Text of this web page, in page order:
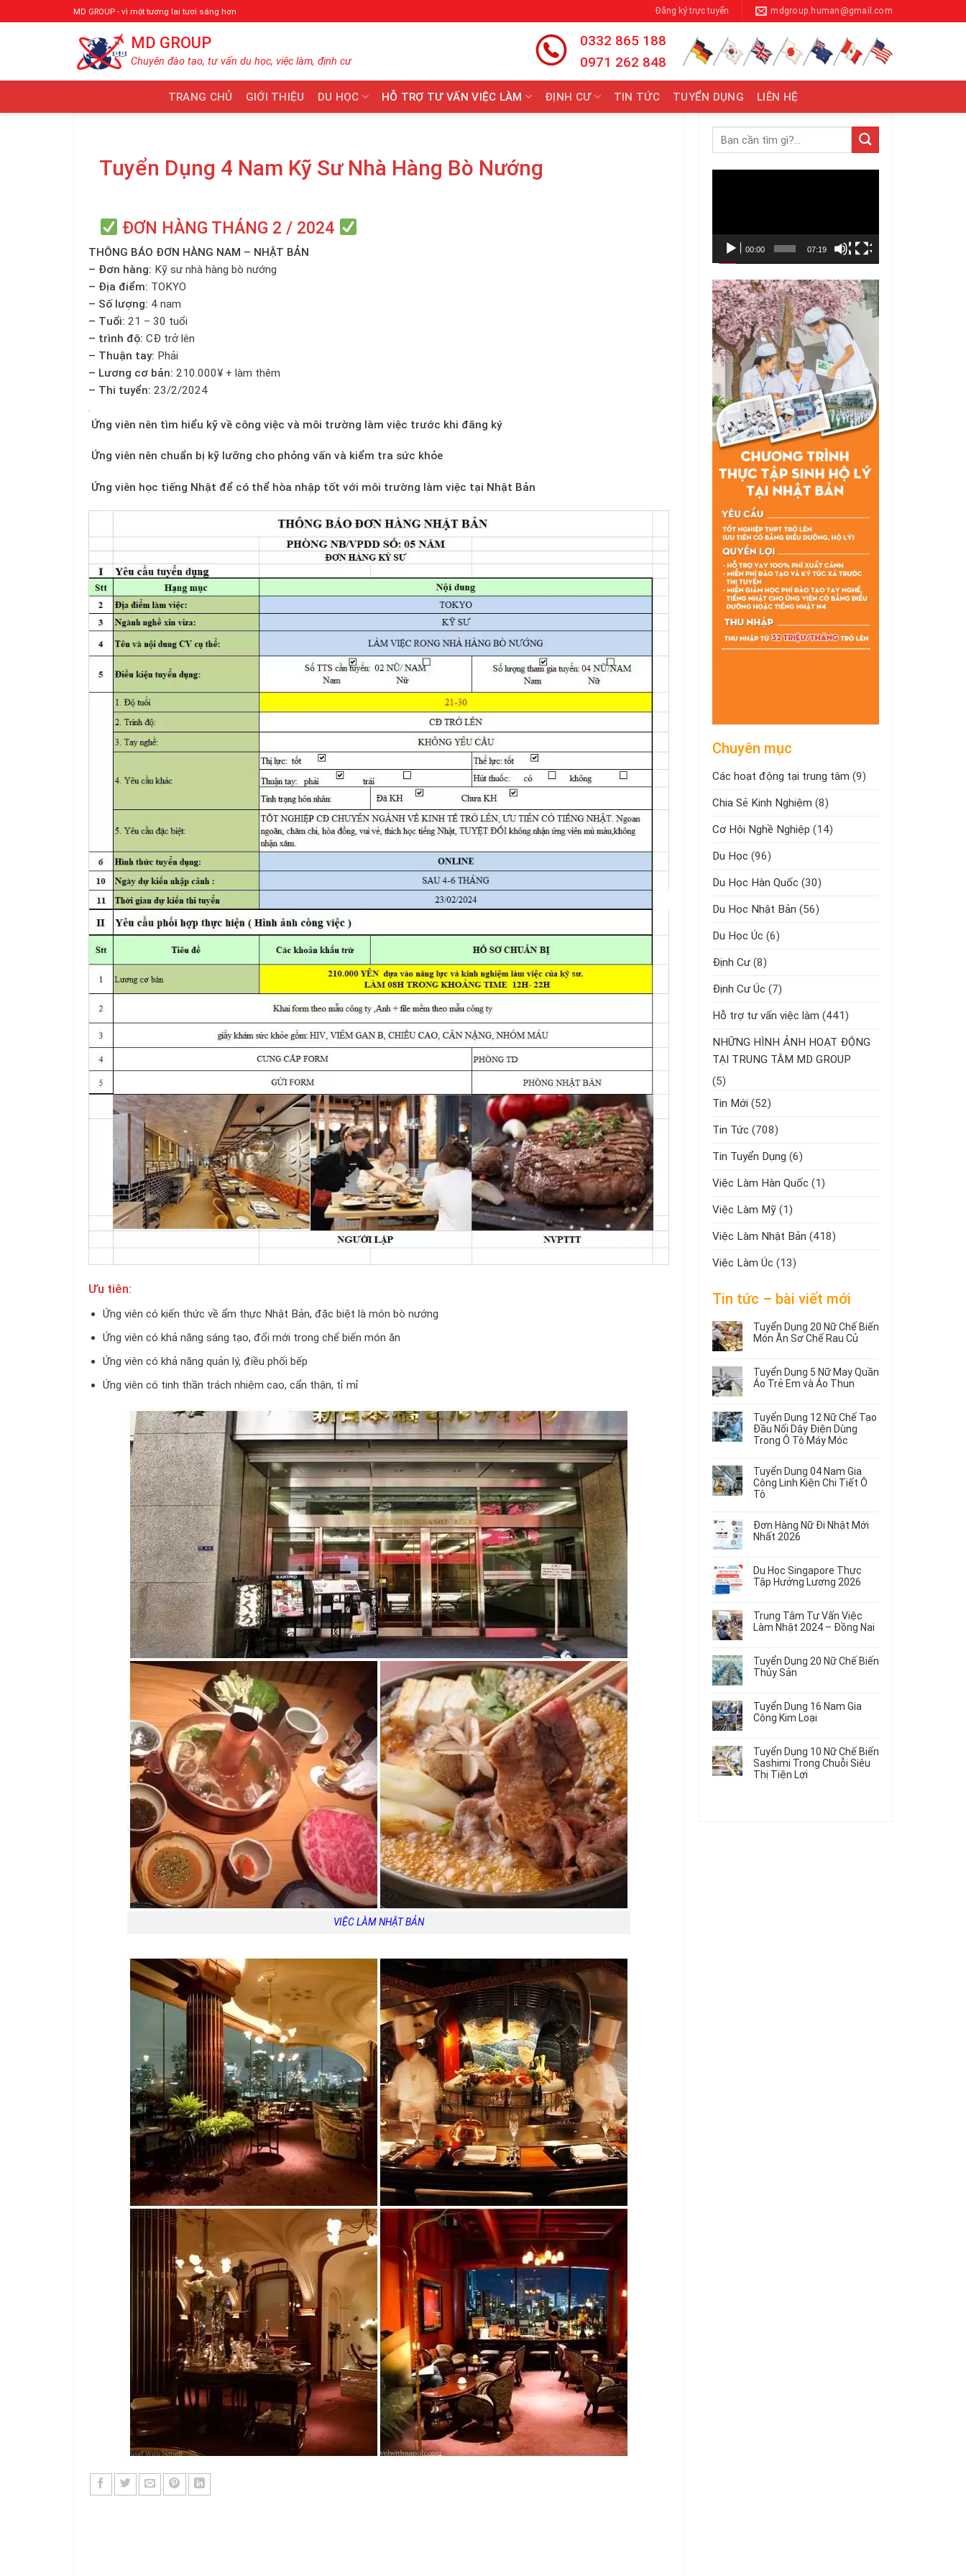
qua
MD GROUP - vì một tương lai tươi sáng hơn Đăng ký trực tuyến mdgroup.human@gmail.com
MD GROUP
Chuyên đào tạo, tư vấn du học, việc làm, định cư
0332 865 188
0971 262 848
TRANG CHỦ GIỚI THIỆU DU HỌC HỖ TRỢ TƯ VẤN VIỆC LÀM ĐỊNH CƯ TIN TỨC TUYỂN DỤNG LIÊN HỆ
Tuyển Dụng 4 Nam Kỹ Sư Nhà Hàng Bò Nướng
ĐƠN HÀNG THÁNG 2 / 2024
THÔNG BÁO ĐƠN HÀNG NAM – NHẬT BẢN
– Đơn hàng: Kỹ sư nhà hàng bò nướng
– Địa điểm: TOKYO
– Số lượng: 4 nam
– Tuổi: 21 – 30 tuổi
– trình độ: CĐ trở lên
– Thuận tay: Phải
– Lương cơ bản: 210.000¥ + làm thêm
– Thi tuyển: 23/2/2024
.
Ứng viên nên tìm hiểu kỹ về công việc và môi trường làm việc trước khi đăng ký
Ứng viên nên chuẩn bị kỹ lưỡng cho phỏng vấn và kiểm tra sức khỏe
Ứng viên học tiếng Nhật để có thể hòa nhập tốt với môi trường làm việc tại Nhật Bản
Ưu tiên:
Ứng viên có kiến thức về ẩm thực Nhật Bản, đặc biệt là món bò nướng
Ứng viên có khả năng sáng tạo, đổi mới trong chế biến món ăn
Ứng viên có khả năng quản lý, điều phối bếp
Ứng viên có tinh thần trách nhiệm cao, cẩn thận, tỉ mỉ
VIỆC LÀM NHẬT BẢN
00:00 07:19
Chuyên mục
Các hoạt động tại trung tâm (9)
Chia Sẻ Kinh Nghiệm (8)
Cơ Hội Nghề Nghiệp (14)
Du Học (96)
Du Học Hàn Quốc (30)
Du Học Nhật Bản (56)
Du Học Úc (6)
Định Cư (8)
Định Cư Úc (7)
Hỗ trợ tư vấn việc làm (441)
NHỮNG HÌNH ẢNH HOẠT ĐỘNG
TẠI TRUNG TÂM MD GROUP
(5)
Tin Mới (52)
Tin Tức (708)
Tin Tuyển Dụng (6)
Việc Làm Hàn Quốc (1)
Việc Làm Mỹ (1)
Việc Làm Nhật Bản (418)
Việc Làm Úc (13)
Tin tức – bài viết mới
Tuyển Dụng 20 Nữ Chế Biến
Món Ăn Sơ Chế Rau Củ
có
bình
luận
Tuyển
Dụng
20
Nữ
Biến
Món
Ăn
Rau
Củ
Tuyển Dụng 5 Nữ May Quần
Áo Trẻ Em và Áo Thun
có
bình
luận
ở
Dụng
5
Nữ
May
Áo
Trẻ
Áo
Thun
Tuyển Dụng 12 Nữ Chế Tạo
Đầu Nối Dây Điện Dùng
Trong Ô Tô Máy Móc
có
bình
luận
ở
Dụng
12
Tạo
Đầu
Điện
Dùng
Tô
Máy
Tuyển Dụng 04 Nam Gia
Công Linh Kiện Chi Tiết Ô
Tô
có
bình
luận
Tuyển
Dụng
04
Gia
Công
Chi
Tiết
Đơn Hàng Nữ Đi Nhật Mới
Nhất 2026
có
bình
luận
Đơn
Hàng
Nữ
Nhật
Mới
Nhất
Du Học Singapore Thực
Tập Hưởng Lương 2026
có
bình
luận
Du
Học
Singapore
Tập
Hưởng
Lương
Trung Tâm Tư Vấn Việc
Làm Nhật 2024 – Đồng Nai
có
bình
luận
Trung
Tâm
Tư
Việc
Làm
Nhật
2024
Tuyển Dụng 20 Nữ Chế Biến
Thủy Sản
có
bình
luận
Tuyển
Dụng
20
Nữ
Tuyển Dụng 16 Nam Gia
Công Kim Loại
có
bình
luận
ở
Tuyển Dụng 10 Nữ Chế Biến
Sashimi Trong Chuỗi Siêu
Thị Tiện Lợi